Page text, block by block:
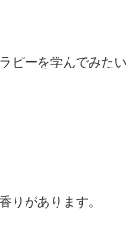
ピーを学んでみた
りがあります。